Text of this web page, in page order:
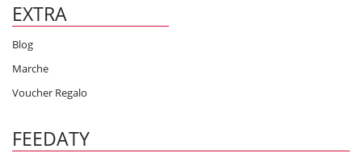
EXTRA
Blog
Marche
Voucher Regalo
FEEDATY